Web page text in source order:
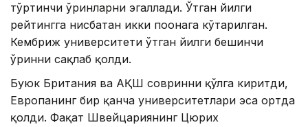
тўртинчи ўринларни эгаллади. Ўтган йилги
рейтингга нисбатан икки поғонага кўтарилган.
Кембриж университети ўтган йилги бешинчи
ўринни сақлаб қолди.
Буюк Британия ва АҚШ совринни қўлга киритди,
Европанинг бир қанча университетлари эса ортда
қолди. Фақат Швейцариянинг Цюрих